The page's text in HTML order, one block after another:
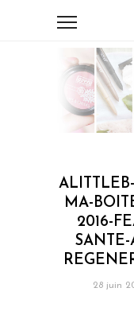
MA-
2016-
28 juin